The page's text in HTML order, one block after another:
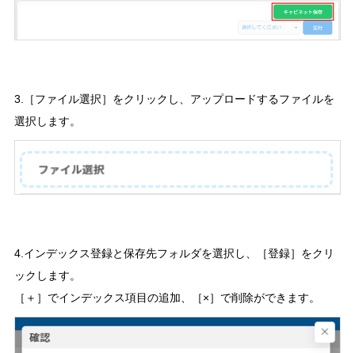
3.［ファイル選択］をクリックし、アップロードするファイルを
選択します。
4.インデックス登録と保存先フォルダを選択し、［登録］をクリ
ックします。
［＋］でインデックス項目の追加、［×］で削除ができます。